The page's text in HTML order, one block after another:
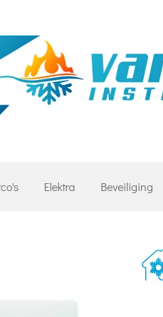
Elektra Beveiliging